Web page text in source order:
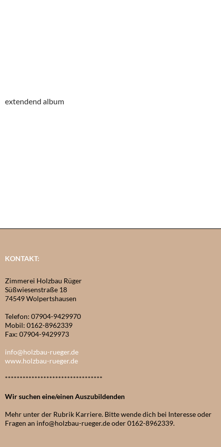
extendend album
KONTAKT:
Zimmerei Holzbau Rüger
Süßwiesenstraße 18
74549 Wolpertshausen
Telefon: 07904-9429970
Mobil: 0162-8962339
Fax: 07904-9429973
info@holzbau-rueger.de
www.holzbau-rueger.de
*********************************
Wir suchen eine/einen Auszubildenden
Mehr unter der Rubrik Karriere. Bitte wende dich bei Interesse oder
Fragen an info@holzbau-rueger.de oder 0162-8962339.